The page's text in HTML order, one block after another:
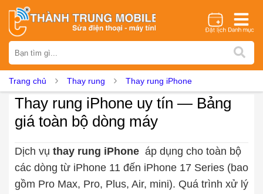
iPhone Samsung Oppo Xiaomi Realme Vivo
Vsmart Huawei Nokia Google Pixel
Asus Sony Vertu LG Tecno
Dịch vụ sửa chữa
Thay màn hình Thay pin Ép kính Thay camera
Thay loa Thay kính lưng Thay vỏ Thay chân sạc
Thay mic Thay rung Thay main Unlock - Mở Khoá
Trang chủ Thay rung Thay rung iPhone
Thay rung iPhone uy tín — Bảng
giá toàn bộ dòng máy
Dịch vụ thay rung iPhone áp dụng cho toàn bộ
các dòng từ iPhone 11 đến iPhone 17 Series (bao
gồm Pro Max, Pro, Plus, Air, mini). Quá trình xử lý